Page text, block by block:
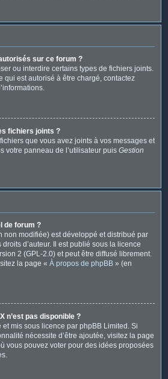
sur ce forum ?
ou interdire certains types de fichiers joints.
qui est autorisé à être chargé, contactez
fichiers joints ?
que vous avez joints à vos messages et
votre panneau de l’utilisateur puis Gestion
de forum ?
non modifiée) est développé et distribué par
droits d’auteur. Il est publié sous la licence
2 (GPL-2.0) et peut être diffusé librement.
la page « À propos de phpBB » (en
n’est pas disponible ?
mis sous licence par phpBB Limited. Si
nécessite d’être ajoutée, visitez la page
vous pouvez voter pour des idées proposées